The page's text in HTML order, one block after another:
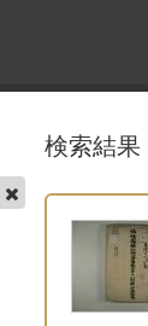
検索結